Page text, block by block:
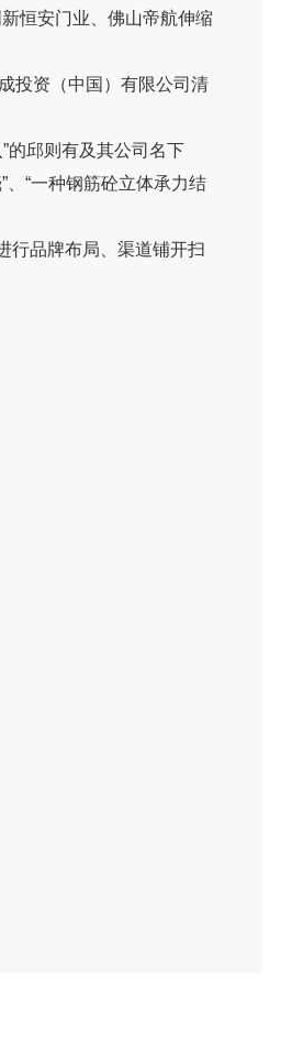
恒安门业、佛山帝航伸缩
投资（中国）有限公司清
的邱则有及其公司名下
、“一种钢筋砼立体承力结
行品牌布局、渠道铺开扫